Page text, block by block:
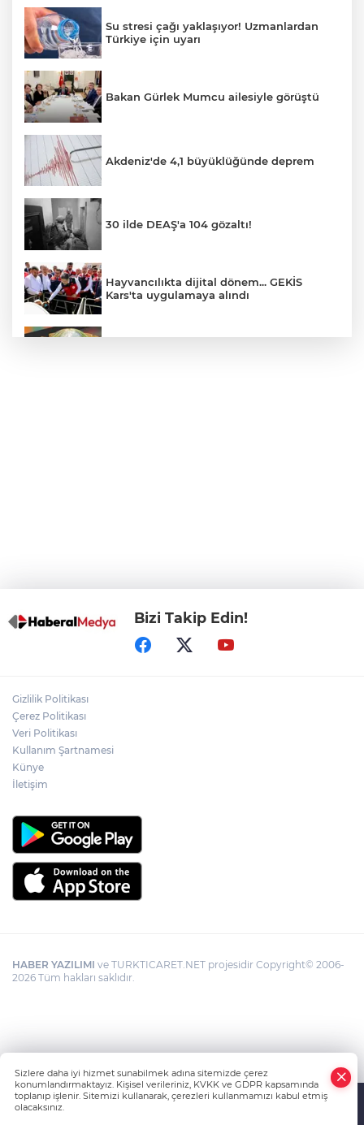
Su stresi çağı yaklaşıyor! Uzmanlardan
Türkiye için uyarı
Bakan Gürlek Mumcu ailesiyle görüştü
Akdeniz'de 4,1 büyüklüğünde deprem
30 ilde DEAŞ'a 104 gözaltı!
Hayvancılıkta dijital dönem... GEKİS
Kars'ta uygulamaya alındı
Bizi Takip Edin!
Gizlilik Politikası
Çerez Politikası
Veri Politikası
Kullanım Şartnamesi
Künye
İletişim
HABER YAZILIMI ve TURKTICARET.NET projesidir Copyright© 2006-
2026 Tüm hakları saklıdır.
Sizlere daha iyi hizmet sunabilmek adına sitemizde çerez
konumlandırmaktayız. Kişisel verileriniz, KVKK ve GDPR kapsamında
toplanıp işlenir. Sitemizi kullanarak, çerezleri kullanmamızı kabul etmiş
olacaksınız.